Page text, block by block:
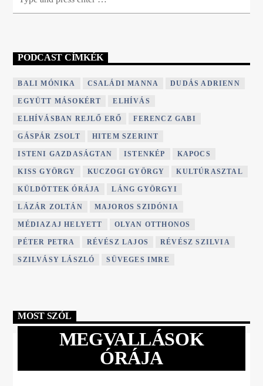
PODCAST CÍMKÉK
BALI MÓNIKA CSALÁDI MANNA DUDÁS ADRIENN
EGYÜTT MÁSOKÉRT ELHÍVÁS
ELHÍVÁSBAN REJLŐ ERŐ FERENCZ GABI
GÁSPÁR ZSOLT HITEM SZERINT
ISTENI GAZDASÁGTAN ISTENKÉP KAPOCS
KISS GYÖRGY KUCZOGI GYÖRGY KULTÚRASZTAL
KÜLDÖTTEK ÓRÁJA LÁNG GYÖRGYI
LÁZÁR ZOLTÁN MAJOROS SZIDÓNIA
MÉDIAZAJ HELYETT OLYAN OTTHONOS
PÉTER PETRA RÉVÉSZ LAJOS RÉVÉSZ SZILVIA
SZILVÁSY LÁSZLÓ SÜVEGES IMRE
MOST SZÓL
MEGVALLÁSOK
ÓRÁJA